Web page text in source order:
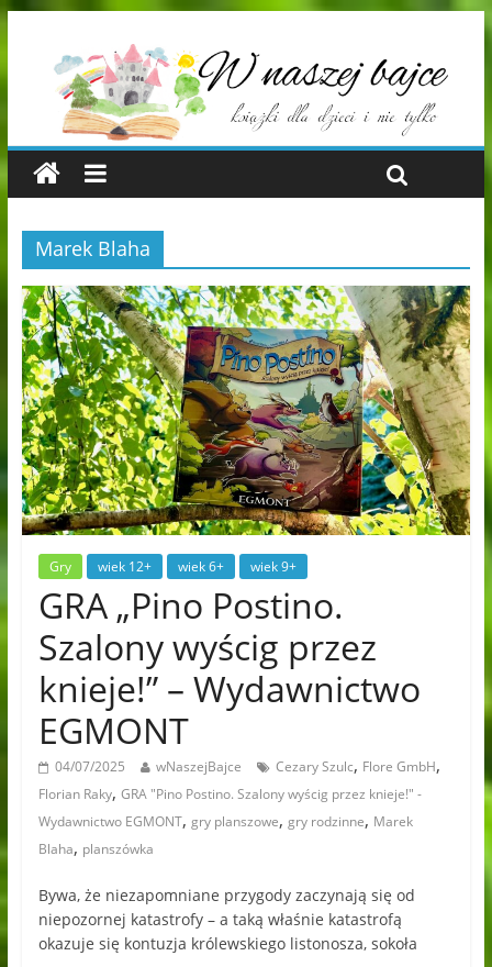
Marek Blaha
Gry wiek 12+ wiek 6+ wiek 9+
GRA „Pino Postino.
Szalony wyścig przez
knieje!” – Wydawnictwo
EGMONT
04/07/2025 wNaszejBajce Cezary Szulc, Flore GmbH,
Florian Raky, GRA "Pino Postino. Szalony wyścig przez knieje!" -
Wydawnictwo EGMONT, gry planszowe, gry rodzinne, Marek
Blaha, planszówka
Bywa, że niezapomniane przygody zaczynają się od
niepozornej katastrofy – a taką właśnie katastrofą
okazuje się kontuzja królewskiego listonosza, sokoła